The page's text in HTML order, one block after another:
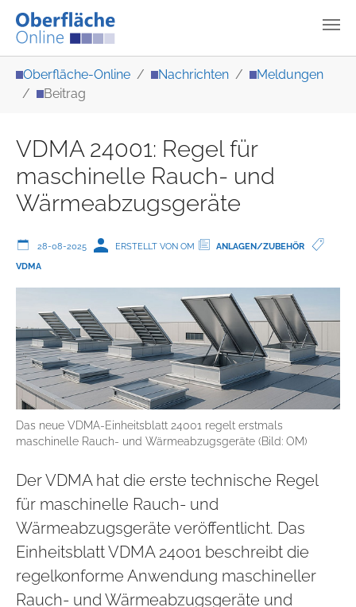
Oberfläche-Online Nachrichten
Meldungen
Beitrag
VDMA 24001: Regel für
maschinelle Rauch- und
Wärmeabzugsgeräte
28-08-2025 ERSTELLT VON OM
ANLAGEN/ZUBEHÖR
VDMA
Das neue VDMA-Einheitsblatt 24001 regelt erstmals
maschinelle Rauch- und Wärmeabzugsgeräte (Bild: OM)
Der VDMA hat die erste technische Regel
für maschinelle Rauch- und
Wärmeabzugsgeräte veröffentlicht. Das
Einheitsblatt VDMA 24001 beschreibt die
regelkonforme Anwendung maschineller
Rauch- und Wärmeabzugsgeräte und